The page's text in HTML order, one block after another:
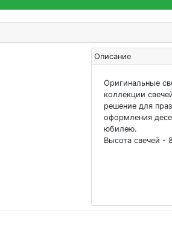
Описание
Оригинальные
коллекции
решение для
оформления
юбилею.
Высота свечей -